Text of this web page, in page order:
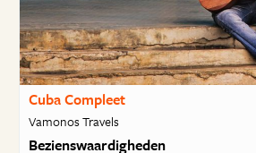
Cuba Compleet
Vamonos Travels
Bezienswaardigheden